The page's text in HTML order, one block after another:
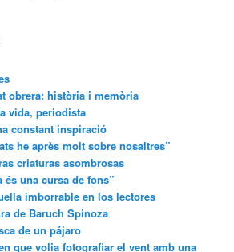
obrera: història i memòria
vida, periodista
constant inspiració
he après molt sobre nosaltres”
criaturas asombrosas
és una cursa de fons”
imborrable en los lectores
de Baruch Spinoza
de un pájaro
que volia fotografiar el vent amb una